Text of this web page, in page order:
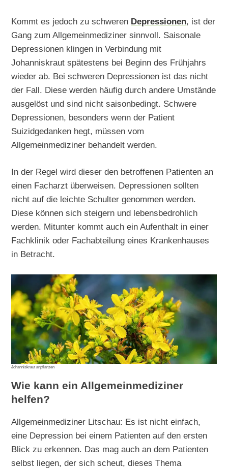
Kommt es jedoch zu schweren Depressionen, ist der
Gang zum Allgemeinmediziner sinnvoll. Saisonale
Depressionen klingen in Verbindung mit
Johanniskraut spätestens bei Beginn des Frühjahrs
wieder ab. Bei schweren Depressionen ist das nicht
der Fall. Diese werden häufig durch andere Umstände
ausgelöst und sind nicht saisonbedingt. Schwere
Depressionen, besonders wenn der Patient
Suizidgedanken hegt, müssen vom
Allgemeinmediziner behandelt werden.
In der Regel wird dieser den betroffenen Patienten an
einen Facharzt überweisen. Depressionen sollten
nicht auf die leichte Schulter genommen werden.
Diese können sich steigern und lebensbedrohlich
werden. Mitunter kommt auch ein Aufenthalt in einer
Fachklinik oder Fachabteilung eines Krankenhauses
in Betracht.
Johanniskraut anpflanzen
Wie kann ein Allgemeinmediziner
helfen?
Allgemeinmediziner Litschau: Es ist nicht einfach,
eine Depression bei einem Patienten auf den ersten
Blick zu erkennen. Das mag auch an dem Patienten
selbst liegen, der sich scheut, dieses Thema